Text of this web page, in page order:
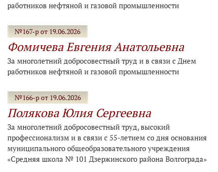
работников нефтяной и газовой промышленности
№167-р от 19.06.2026
Фомичева Евгения Анатольевна
За многолетний добросовестный труд и в связи с Днем
работников нефтяной и газовой промышленности
№166-р от 19.06.2026
Полякова Юлия Сергеевна
За многолетний добросовестный труд, высокий
профессионализм и в связи с 55-летием со дня основания
муниципального общеобразовательного учреждения
«Средняя школа № 101 Дзержинского района Волгограда»